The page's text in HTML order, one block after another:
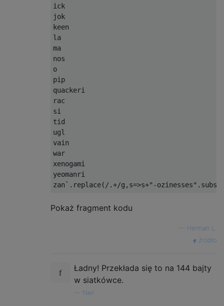
ick
jok
keen
la
ma
nos
o
pip
quackeri
rac
si
tid
ugl
vain
war
xenogami
yeomanri
zan `. replace( /.+/g , s=>s+"-ozinesses" .
Pokaż fragment kodu
Herman L.
źródło
Ładny! Przekłada się to na 144 bajty
w siatkówce.
Neil